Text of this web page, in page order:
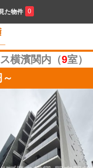
た物件 0
横濱関内（9室）